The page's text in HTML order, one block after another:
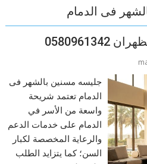
فى الدمام
جليسه مسنين بالشهر فى
الدمام تعتمد شريحة
واسعة من الأسر في
الدمام على خدمات الدعم
والرعاية المخصصة لكبار
السن؛ كما يتزايد الطلب